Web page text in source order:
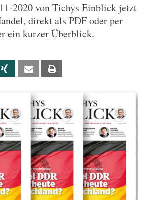
2020 von Tichys Einblick jetzt
direkt als PDF oder per
ein kurzer Überblick.
Xing Email